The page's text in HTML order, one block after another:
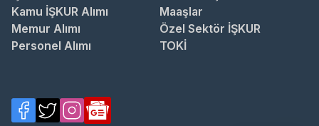
Kamu İŞKUR Alımı
Maaşlar
Memur Alımı
Özel Sektör İŞKUR
Personel Alımı
TOKİ